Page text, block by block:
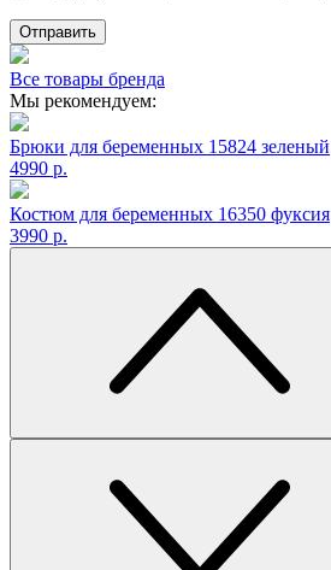
Отправить
Все товары бренда
Мы рекомендуем:
Брюки для беременных 15824 зеленый
4990 р.
Костюм для беременных 16350 фуксия
3990 р.